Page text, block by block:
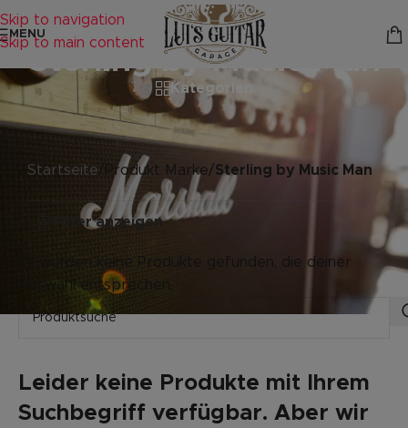
Skip to navigation
Skip to main content
MENU
Sterling by Music Man
Kategorien
Startseite/ Produkt Marke/Sterling by Music Man
Filter anzeigen
Es wurden keine Produkte gefunden, die deiner
Auswahl entsprechen.
Leider keine Produkte mit Ihrem
Suchbegriff verfügbar. Aber wir